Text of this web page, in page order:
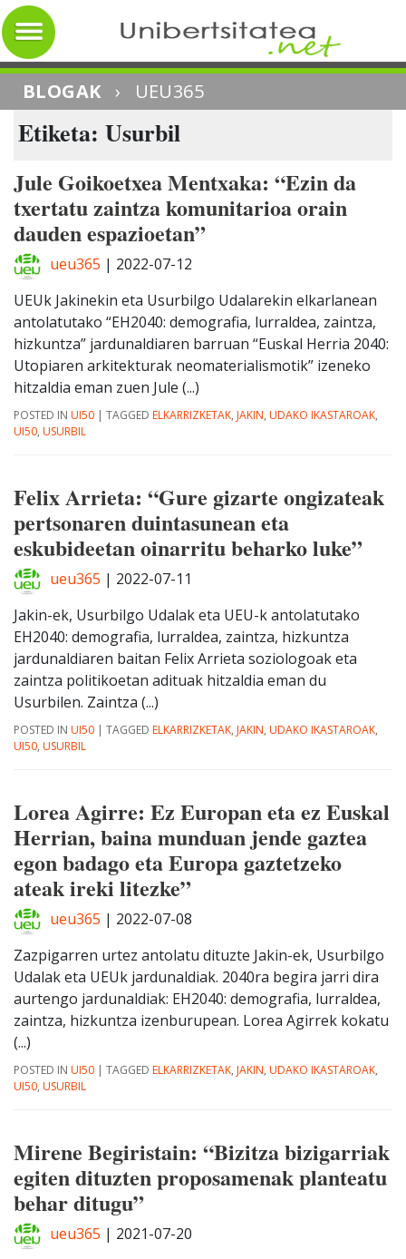
BLOGAK › UEU365
Etiketa: Usurbil
Jule Goikoetxea Mentxaka: “Ezin da
txertatu zaintza komunitarioa orain
dauden espazioetan”
ueu365 | 2022-07-12
UEUk Jakinekin eta Usurbilgo Udalarekin elkarlanean
antolatutako “EH2040: demografia, lurraldea, zaintza,
hizkuntza” jardunaldiaren barruan “Euskal Herria 2040:
Utopiaren arkitekturak neomaterialismotik” izeneko
hitzaldia eman zuen Jule (...)
POSTED IN UI50 | TAGGED ELKARRIZKETAK, JAKIN, UDAKO IKASTAROAK,
UI50, USURBIL
Felix Arrieta: “Gure gizarte ongizateak
pertsonaren duintasunean eta
eskubideetan oinarritu beharko luke”
ueu365 | 2022-07-11
Jakin-ek, Usurbilgo Udalak eta UEU-k antolatutako
EH2040: demografia, lurraldea, zaintza, hizkuntza
jardunaldiaren baitan Felix Arrieta soziologoak eta
zaintza politikoetan adituak hitzaldia eman du
Usurbilen. Zaintza (...)
POSTED IN UI50 | TAGGED ELKARRIZKETAK, JAKIN, UDAKO IKASTAROAK,
UI50, USURBIL
Lorea Agirre: Ez Europan eta ez Euskal
Herrian, baina munduan jende gaztea
egon badago eta Europa gaztetzeko
ateak ireki litezke”
ueu365 | 2022-07-08
Zazpigarren urtez antolatu dituzte Jakin-ek, Usurbilgo
Udalak eta UEUk jardunaldiak. 2040ra begira jarri dira
aurtengo jardunaldiak: EH2040: demografia, lurraldea,
zaintza, hizkuntza izenburupean. Lorea Agirrek kokatu
(...)
POSTED IN UI50 | TAGGED ELKARRIZKETAK, JAKIN, UDAKO IKASTAROAK,
UI50, USURBIL
Mirene Begiristain: “Bizitza bizigarriak
egiten dituzten proposamenak planteatu
behar ditugu”
ueu365 | 2021-07-20